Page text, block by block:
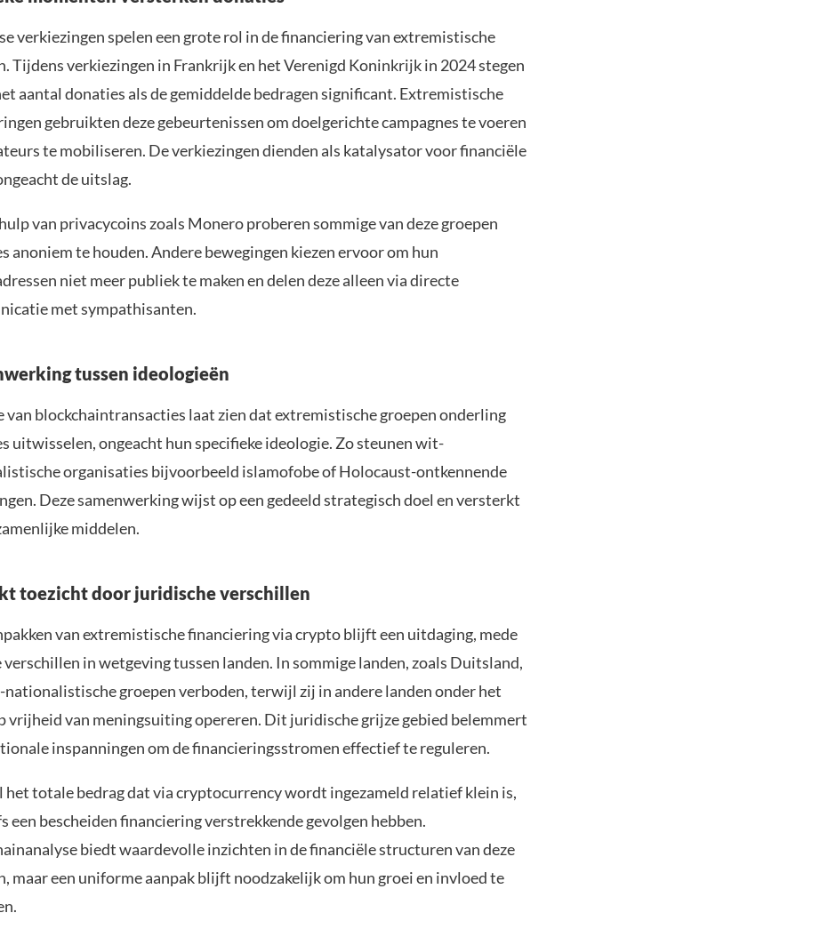
verkiezingen spelen een grote rol in de financiering van extremistische
Tijdens verkiezingen in Frankrijk en het Verenigd Koninkrijk in 2024 stegen
aantal donaties als de gemiddelde bedragen significant. Extremistische
gebruikten deze gebeurtenissen om doelgerichte campagnes te voeren
te mobiliseren. De verkiezingen dienden als katalysator voor financiële
de uitslag.
van privacycoins zoals Monero proberen sommige van deze groepen
anoniem te houden. Andere bewegingen kiezen ervoor om hun
niet meer publiek te maken en delen deze alleen via directe
met sympathisanten.
tussen ideologieën
van blockchaintransacties laat zien dat extremistische groepen onderling
uitwisselen, ongeacht hun specifieke ideologie. Zo steunen wit-
organisaties bijvoorbeeld islamofobe of Holocaust-ontkennende
Deze samenwerking wijst op een gedeeld strategisch doel en versterkt
middelen.
toezicht door juridische verschillen
van extremistische financiering via crypto blijft een uitdaging, mede
verschillen in wetgeving tussen landen. In sommige landen, zoals Duitsland,
groepen verboden, terwijl zij in andere landen onder het
vrijheid van meningsuiting opereren. Dit juridische grijze gebied belemmert
inspanningen om de financieringsstromen effectief te reguleren.
het totale bedrag dat via cryptocurrency wordt ingezameld relatief klein is,
een bescheiden financiering verstrekkende gevolgen hebben.
biedt waardevolle inzichten in de financiële structuren van deze
maar een uniforme aanpak blijft noodzakelijk om hun groei en invloed te